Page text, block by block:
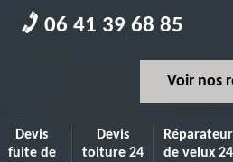
06 41 39 68 85
Voir nos
Devis
fuite de
Devis
toiture 24
Réparateur
de velux 24